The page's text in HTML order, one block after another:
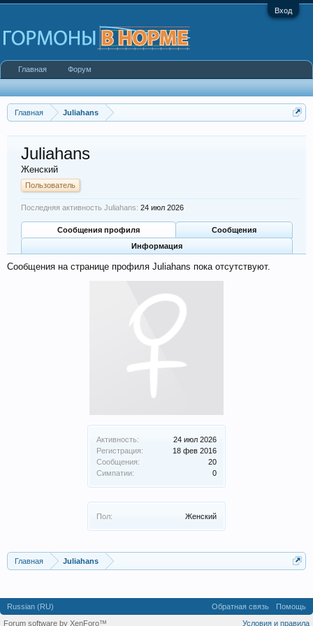
Вход
Главная Juliahans
Активность:
24 июл 2026
Регистрация:
18 фев 2016
Сообщения:
20
Симпатии:
0
Пол: Женский
Juliahans
Женский
Пользователь
Последняя активность Juliahans: 24 июл 2026
Сообщения профиля
Сообщения
Информация
Сообщения на странице профиля Juliahans пока отсутствуют.
Главная Juliahans
Главная Форум
Russian (RU) Обратная связь
Помощь
Условия и правила
Forum software by XenForo™